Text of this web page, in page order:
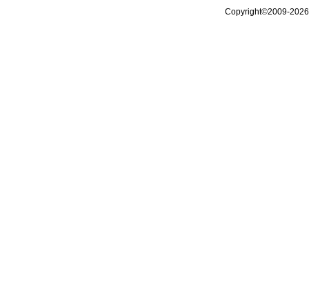
Copyright©2009-